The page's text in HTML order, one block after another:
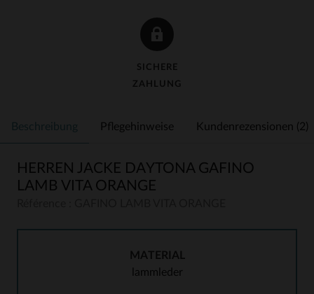
SICHERE
ZAHLUNG
Beschreibung Pflegehinweise Kundenrezensionen (2)
HERREN JACKE DAYTONA GAFINO
LAMB VITA ORANGE
MATERIAL
lammleder